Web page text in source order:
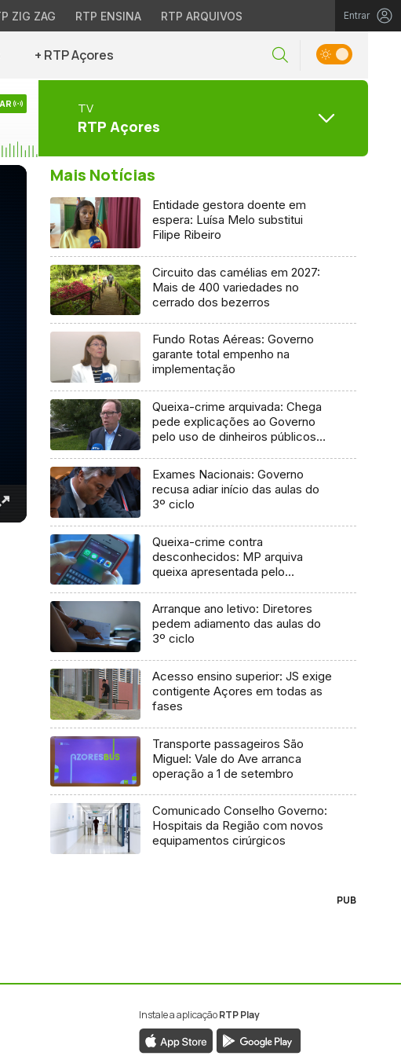
ZIG ZAG RTP ENSINA RTP ARQUIVOS Entrar
+ RTP Açores
TV
RTP Açores
Mais Notícias
Entidade gestora doente em
espera: Luísa Melo substitui
Filipe Ribeiro
Circuito das camélias em 2027:
Mais de 400 variedades no
cerrado dos bezerros
Fundo Rotas Aéreas: Governo
garante total empenho na
implementação
Queixa-crime arquivada: Chega
pede explicações ao Governo
pelo uso de dinheiros públicos
Exames Nacionais: Governo
recusa adiar início das aulas do
3º ciclo
Queixa-crime contra
desconhecidos: MP arquiva
queixa apresentada pelo
Arranque ano letivo: Diretores
pedem adiamento das aulas do
3º ciclo
Acesso ensino superior: JS exige
contigente Açores em todas as
fases
Transporte passageiros São
Miguel: Vale do Ave arranca
operação a 1 de setembro
Comunicado Conselho Governo:
Hospitais da Região com novos
equipamentos cirúrgicos
PUB
Instale a aplicaçãoRTP Play